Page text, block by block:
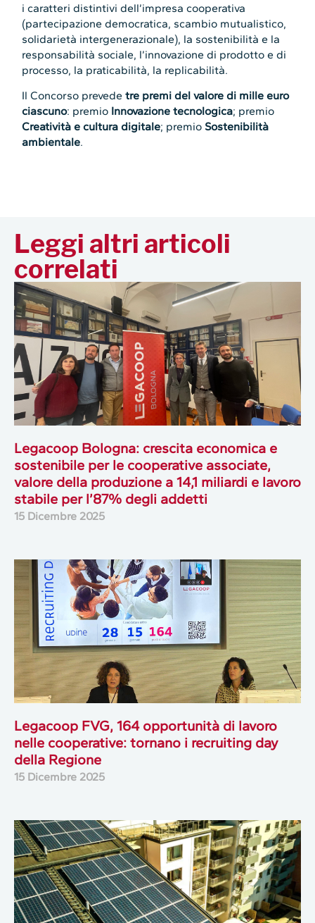
i caratteri distintivi dell’impresa cooperativa
(partecipazione democratica, scambio mutualistico,
solidarietà intergenerazionale), la sostenibilità e la
responsabilità sociale, l’innovazione di prodotto e di
processo, la praticabilità, la replicabilità.
Il Concorso prevedetre premi del valore di mille euro
ciascuno: premio Innovazione tecnologica; premio
Creatività e cultura digitale; premio Sostenibilità
ambientale.
Leggi altri articoli
correlati
Legacoop Bologna: crescita economica e
sostenibile per le cooperative associate,
valore della produzione a 14,1 miliardi e lavoro
stabile per l’87% degli addetti
15 Dicembre 2025
Legacoop FVG, 164 opportunità di lavoro
nelle cooperative: tornano i recruiting day
della Regione
15 Dicembre 2025